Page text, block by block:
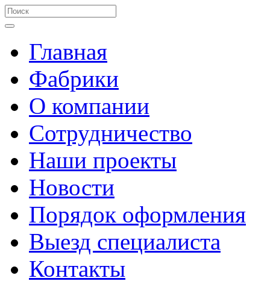
Главная
Фабрики
О компании
Сотрудничество
Наши проекты
Новости
Порядок оформления
Выезд специалиста
Контакты